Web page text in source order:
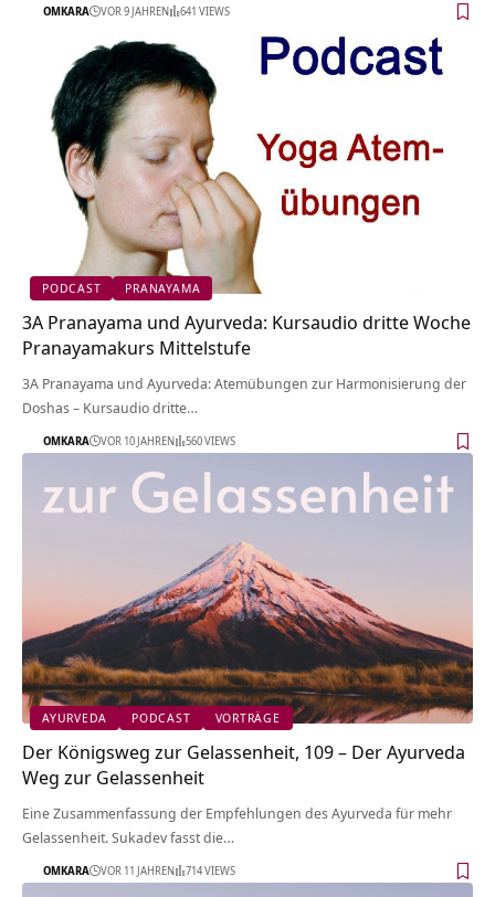
OMKARA VOR 9 JAHREN 641 VIEWS
PODCAST PRANAYAMA
3A Pranayama und Ayurveda: Kursaudio dritte Woche
Pranayamakurs Mittelstufe
3A Pranayama und Ayurveda: Atemübungen zur Harmonisierung der
Doshas – Kursaudio dritte…
OMKARA VOR 10 JAHREN 560 VIEWS
AYURVEDA PODCAST VORTRÄGE
Der Königsweg zur Gelassenheit, 109 – Der Ayurveda
Weg zur Gelassenheit
Eine Zusammenfassung der Empfehlungen des Ayurveda für mehr
Gelassenheit. Sukadev fasst die…
OMKARA VOR 11 JAHREN 714 VIEWS